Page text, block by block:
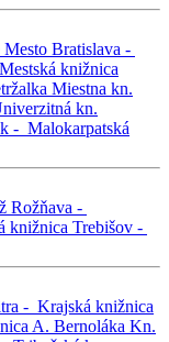
Bratislava -
Mestská knižnica
Miestna kn.
kn.
- Malokarpatská
Rožňava -
knižnica Trebišov -
- Krajská knižnica
A. Bernoláka Kn.